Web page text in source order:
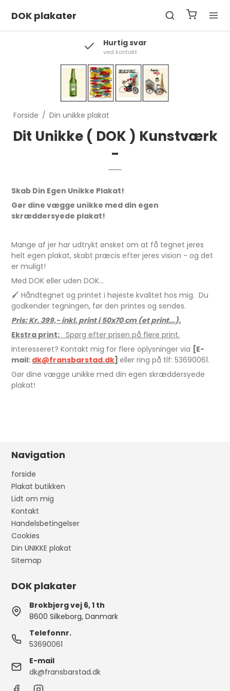
DOK plakater
Hurtig svar
ved kontakt
Forside / Din unikke plakat
Dit Unikke ( DOK ) Kunstværk
-
Skab Din Egen Unikke Plakat!
Gør dine vægge unikke med din egen
skræddersyede plakat!
Mange af jer har udtrykt ønsket om at få tegnet jeres
helt egen plakat, skabt præcis efter jeres vision - og det
er muligt!
Med DOK eller uden DOK...
🖌 Håndtegnet og printet i højeste kvalitet hos mig. Du
godkender tegningen, før den printes og sendes.
Pris: Kr. 399,- inkl. print i 50x70 cm (et print...).
Ekstra print: Spørg efter prisen på flere print.
Interesseret? Kontakt mig for flere oplysninger via [E-
mail: dk@fransbarstad.dk]eller ring på tlf: 53690061.
Gør dine vægge unikke med din egen skræddersyede
plakat!
Navigation
forside
Plakat butikken
Lidt om mig
Kontakt
Handelsbetingelser
Cookies
Din UNIKKE plakat
Sitemap
DOK plakater
Brokbjerg vej 6, 1 th
8600 Silkeborg, Danmark
Telefonnr.
53690061
E-mail
dk@fransbarstad.dk